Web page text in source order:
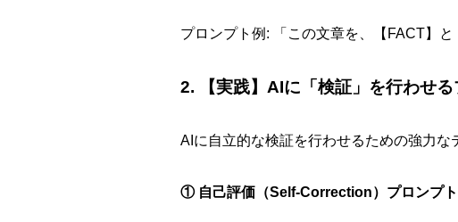
プロンプト例: 「この文章を、【FACT】
2. 【実践】AIに「検証」を行わせ
AIに自立的な検証を行わせるための強力な
① 自己評価（Self-Correction）プロンプト